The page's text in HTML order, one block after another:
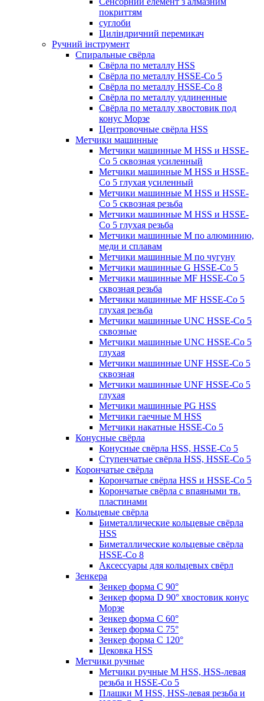
покриттям
суглоби
Циліндричний перемикач
Ручний інструмент
Спиральные свёрла
Свёрла по металлу HSS
Свёрла по металлу HSSE-Co 5
Свёрла по металлу HSSE-Co 8
Свёрла по металлу удлиненные
Свёрла по металлу хвостовик под
конус Морзе
Центровочные свёрла HSS
Метчики машинные
Метчики машинные M HSS и HSSE-
Co 5 сквозная усиленный
Метчики машинные M HSS и HSSE-
Co 5 глухая усиленный
Метчики машинные M HSS и HSSE-
Co 5 сквозная резьба
Метчики машинные M HSS и HSSE-
Co 5 глухая резьба
Метчики машинные M по алюминию,
меди и сплавам
Метчики машинные M по чугуну
Метчики машинные G HSSE-Co 5
Метчики машинные MF HSSE-Co 5
сквозная резьба
Метчики машинные MF HSSE-Co 5
глухая резьба
Метчики машинные UNC HSSE-Co 5
сквозные
Метчики машинные UNC HSSE-Co 5
глухая
Метчики машинные UNF HSSE-Co 5
сквозная
Метчики машинные UNF HSSE-Co 5
глухая
Метчики машинные PG HSS
Метчики гаечные M HSS
Метчики накатные HSSE-Co 5
Конусные свёрла
Конусные свёрла HSS, HSSE-Co 5
Ступенчатые свёрла HSS, HSSE-Co 5
Корончатые свёрла
Корончатые свёрла HSS и HSSE-Co 5
Корончатые свёрла с впаяными тв.
пластинами
Кольцевые свёрла
Биметаллические кольцевые свёрла
HSS
Биметаллические кольцевые свёрла
HSSE-Co 8
Аксессуары для кольцевых свёрл
Зенкера
Зенкер форма С 90°
Зенкер форма D 90° хвостовик конус
Морзе
Зенкер форма С 60°
Зенкер форма С 75°
Зенкер форма С 120°
Цековка HSS
Метчики ручные
Метчики ручные M HSS, HSS-левая
резьба и HSSE-Co 5
Плашки M HSS, HSS-левая резьба и